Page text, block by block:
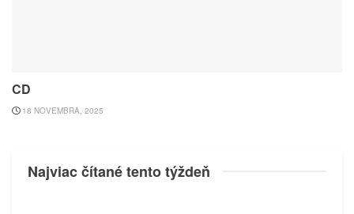
CD
18 NOVEMBRA, 2025
Najviac čítané tento týždeň